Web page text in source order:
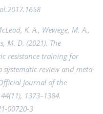
K. A., Wewege, M. A.,
M. D. (2021). The
resistance training for
review and meta-
Journal of the
1373–1384.
00720-3